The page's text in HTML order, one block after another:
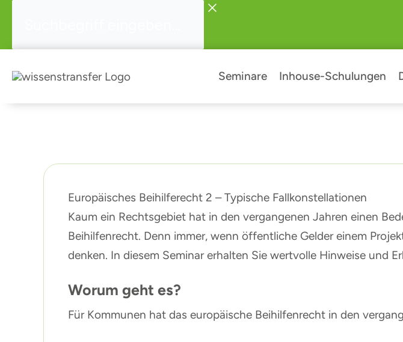
springen
Seminare Inhouse-Schulungen
Europäisches Beihilferecht 2 – Typische Fallkonstellationen
Kaum ein Rechtsgebiet hat in den vergangenen Jahren einen
Beihilfenrecht. Denn immer, wenn öffentliche Gelder einem
denken. In diesem Seminar erhalten Sie wertvolle Hinweise und
Worum geht es?
Für Kommunen hat das europäische Beihilfenrecht in den